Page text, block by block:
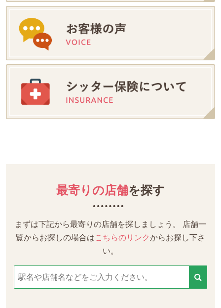
最寄りの店舗を探す
まずは下記から最寄りの店舗を探しましょう。
店舗一
覧からお探しの場合はこちらのリンクからお探し下さ
い。